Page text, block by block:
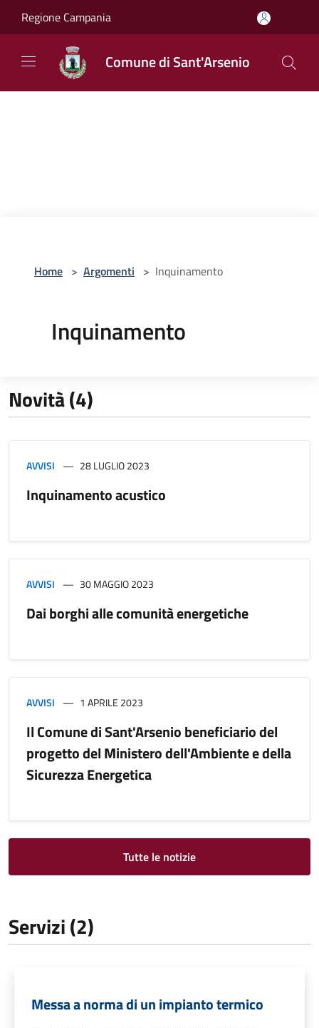
Regione Campania
Comune di Sant'Arsenio
Home > Argomenti > Inquinamento
Inquinamento
Novità (4)
AVVISI 28 LUGLIO 2023
Inquinamento acustico
AVVISI 30 MAGGIO 2023
Dai borghi alle comunità energetiche
AVVISI 1 APRILE 2023
Il Comune di Sant'Arsenio beneficiario del
progetto del Ministero dell'Ambiente e della
Sicurezza Energetica
Tutte le notizie
Servizi (2)
Messa a norma di un impianto termico